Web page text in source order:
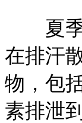
夏季
在排汗
物，包
素排泄